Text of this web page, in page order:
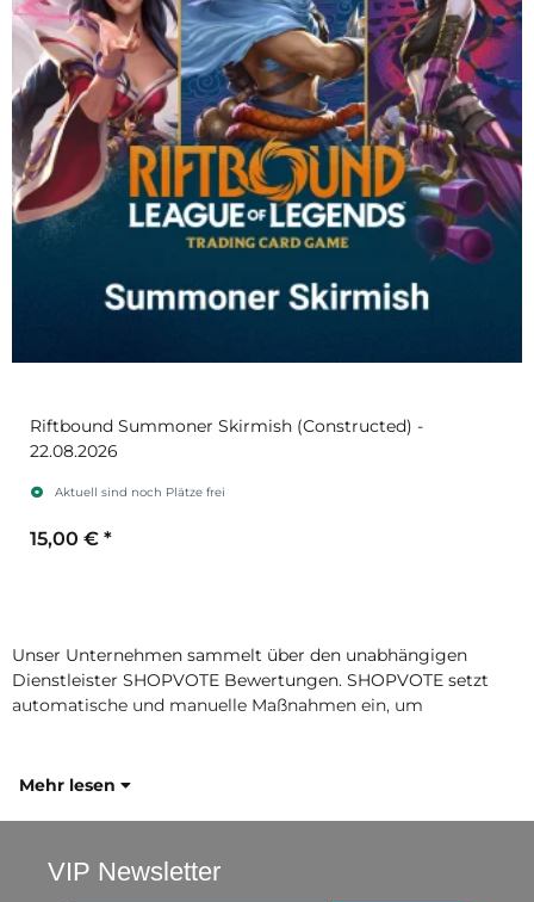
Riftbound Summoner Skirmish (Constructed) -
22.08.2026
Aktuell sind noch Plätze frei
15,00 € *
Unser Unternehmen sammelt über den unabhängigen
Dienstleister SHOPVOTE Bewertungen. SHOPVOTE setzt
automatische und manuelle Maßnahmen ein, um
Mehr lesen
VIP Newsletter